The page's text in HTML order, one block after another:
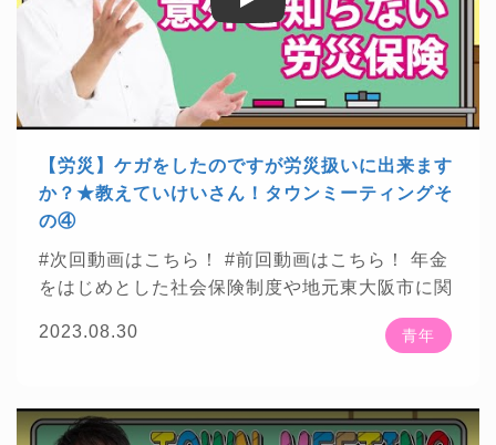
・・・・・・・・・・・・・・・・・・・・・・・・
【楽曲提供】 ★DOVA-SYNDROMEhttps://dov
a-s.jp/★魔王魂https://maou.audio/★効果音ラ
ボhttps://soundeffect-lab.info/
・・・・・・・・・・・・・・・・・・・・・・・・
【お知らせ】 ★株式会社プレジデント社様が発
刊する「プレジデント2022年5/13号」に掲載さ
A...★株式会社ベンド Bend Inc.様が運営する資
格総合サイト「資格times」に掲載されました！
https://shikakutimes.jp/sharoushi/2637
★東洋
経済新報社様が発刊する「週刊東洋経済2022年2
zai.net/magazine/t...★株式会社ContextJapan
様が運営するWebメディア「料金相場.jp」で掲
【労災】ケガをしたのですが労災扱いに出来ます
か？★教えていけいさん！タウンミーティングそ
の④
#次回動画はこちら！ #前回動画はこちら！
年金
をはじめとした社会保険制度や地元東大阪市に関
20代～30代まで
の青年世代の方から頂いた質問について、社労士
「教えていけいさん！タウンミーティング」全7
2023.08.30 青年